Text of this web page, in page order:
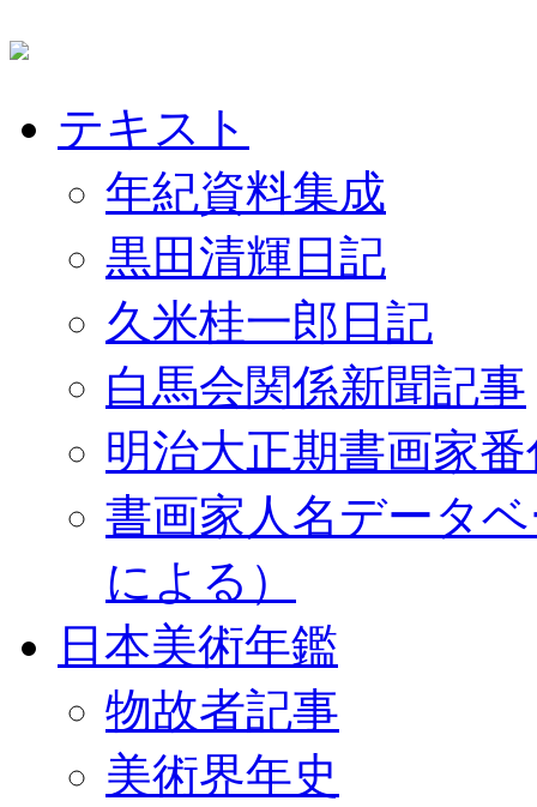
テキスト
年紀資料集成
黒田清輝日記
久米桂一郎日記
白馬会関係新聞記事
明治大正期書画家
書画家人名データ
による）
日本美術年鑑
物故者記事
美術界年史